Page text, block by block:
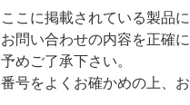
ここに掲載されている製品
お問い合わせの内容を正確
予めご了承下さい。
番号をよくお確かめの上、